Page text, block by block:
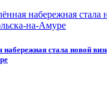
стала новой